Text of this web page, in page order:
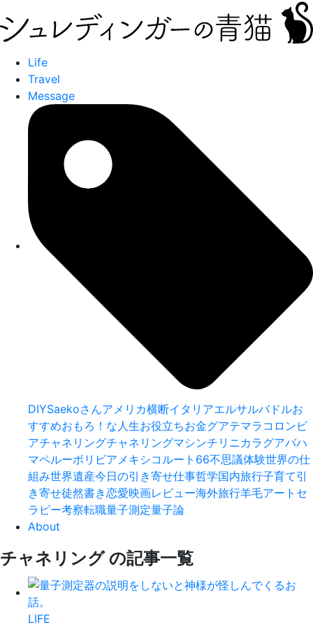
Life
Travel
Message
DIYSaekoさんアメリカ横断イタリアエルサルバドルお
すすめおもろ！な人生お役立ちお金グアテマラ コロンビ
アチャネリングチャネリングマシンチリ ニカラグアバハ
マペルーボリビア メキシコ ルート66不思議体験世界の仕
組み世界遺産今日の引き寄せ仕事哲学国内旅行子育て引
き寄せ徒然書き恋愛映画レビュー海外旅行羊毛アートセ
ラピー考察転職量子測定量子論
About
チャネリング の記事一覧
LIFE